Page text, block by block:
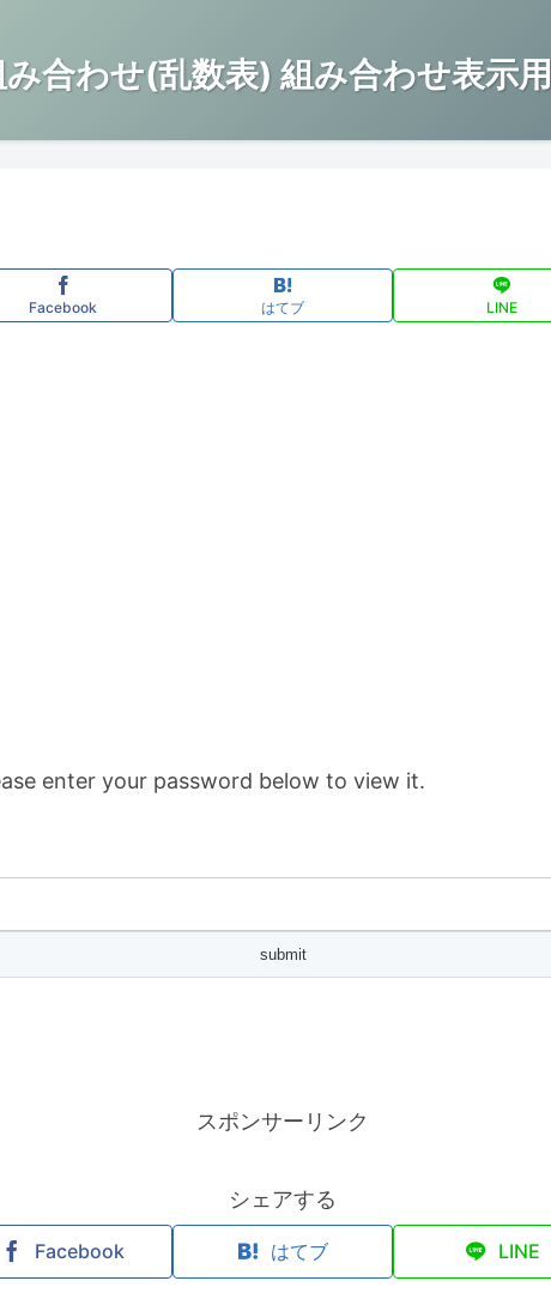
合わせ(乱数表) 組み合わせ表示
Facebook はてブ LINE
enter your password below to view it.
スポンサーリンク
シェアする
Facebook はてブ LINE